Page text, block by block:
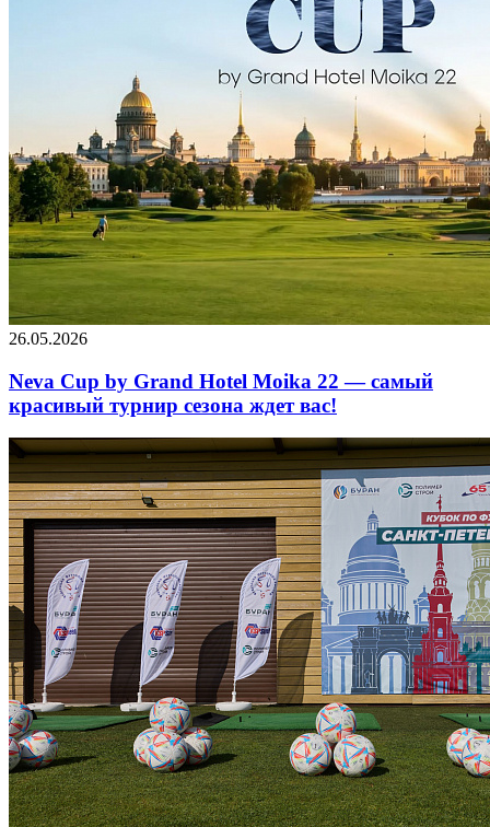
26.05.2026
Neva Cup by Grand Hotel Moika 22 — самый
красивый турнир сезона ждет вас!